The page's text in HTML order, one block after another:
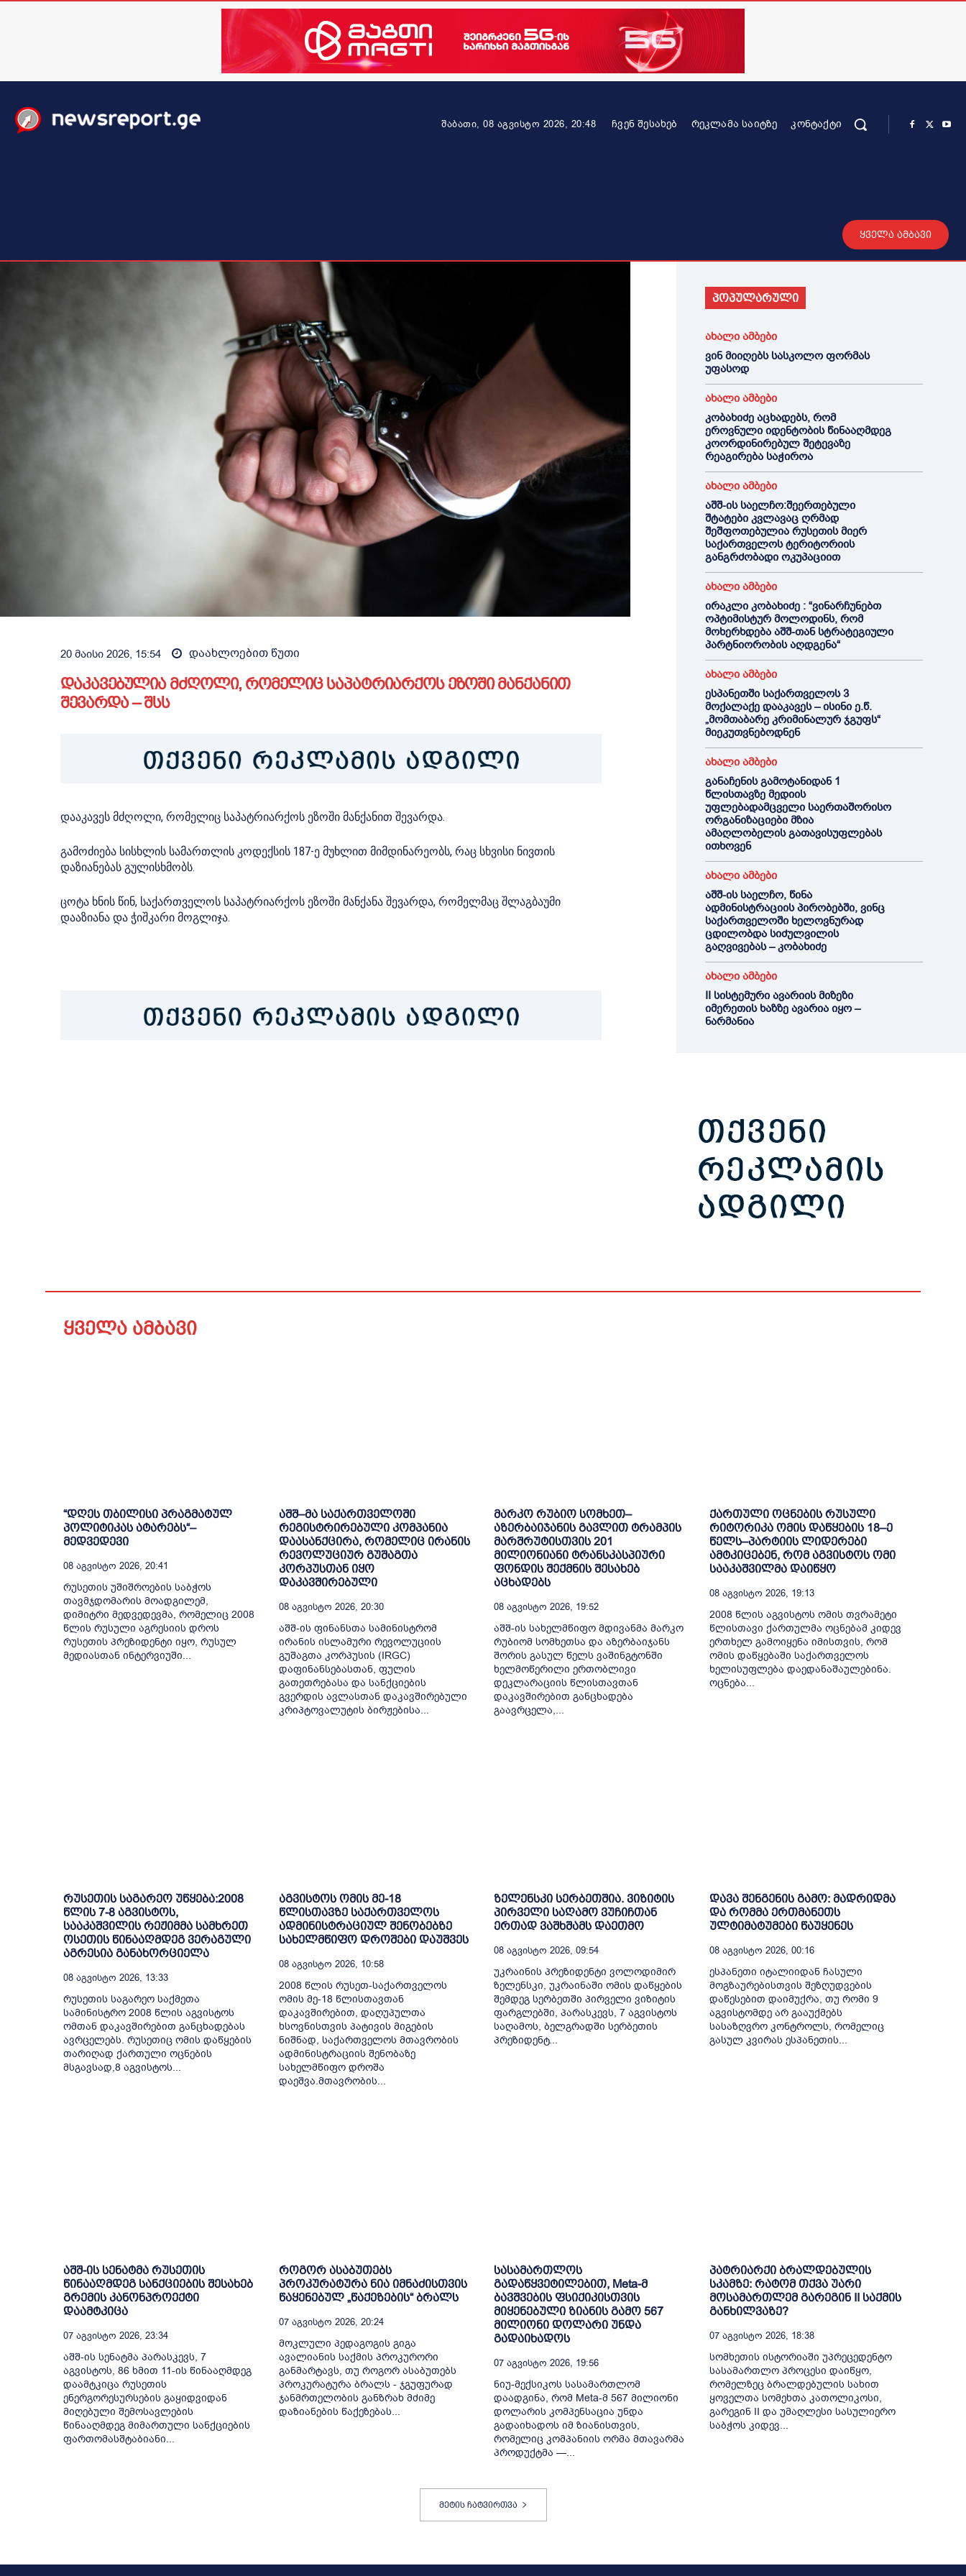
შაბათი, 08 აგვისტო 2026, 20:48 ᲩᲕᲔᲜ ᲨᲔᲡᲐᲮᲔᲑ ᲠᲔᲙᲚᲐᲛᲐ ᲡᲐᲘᲢᲖᲔ ᲙᲝᲜᲢᲐᲥᲢᲘ
ყველა ამბავი
20 მაისი 2026, 15:54 დაახლოებით წუთი
დაკავებულია მძღოლი, რომელიც საპატრიარქოს ეზოში მანქანით
შევარდა – შსს
დააკავეს მძღოლი, რომელიც საპატრიარქოს ეზოში მანქანით შევარდა.
გამოძიება სისხლის სამართლის კოდექსის 187-ე მუხლით მიმდინარეობს, რაც სხვისი ნივთის
დაზიანებას გულისხმობს.
ცოტა ხნის წინ, საქართველოს საპატრიარქოს ეზოში მანქანა შევარდა, რომელმაც შლაგბაუმი
დააზიანა და ჭიშკარი მოგლიჯა.
პოპულარული
ახალი ამბები
ვინ მიიღებს სასკოლო ფორმას
უფასოდ
ახალი ამბები
კობახიძე აცხადებს, რომ
ეროვნული იდენტობის წინააღმდეგ
კოორდინირებულ შეტევაზე
რეაგირება საჭიროა
ახალი ამბები
აშშ-ის საელჩო:შეერთებული
შტატები კვლავაც ღრმად
შეშფოთებულია რუსეთის მიერ
საქართველოს ტერიტორიის
განგრძობადი ოკუპაციით
ახალი ამბები
ირაკლი კობახიძე : “ვინარჩუნებთ
ოპტიმისტურ მოლოდინს, რომ
მოხერხდება აშშ-თან სტრატეგიული
პარტნიორობის აღდგენა“
ახალი ამბები
ესპანეთში საქართველოს 3
მოქალაქე დააკავეს – ისინი ე.წ.
„მომთაბარე კრიმინალურ ჯგუფს“
მიეკუთვნებოდნენ
ახალი ამბები
განაჩენის გამოტანიდან 1
წლისთავზე მედიის
უფლებადამცველი საერთაშორისო
ორგანიზაციები მზია
ამაღლობელის გათავისუფლებას
ითხოვენ
ახალი ამბები
აშშ-ის საელჩო, წინა
ადმინისტრაციის პირობებში, ვინც
საქართველოში ხელოვნურად
ცდილობდა სიძულვილის
გაღვივებას – კობახიძე
ახალი ამბები
II სისტემური ავარიის მიზეზი
იმერეთის ხაზზე ავარია იყო –
ნარმანია
ყველა ამბავი
“დღეს თბილისი პრაგმატულ
პოლიტიკას ატარებს“–
მედვედევი
08 Აგვისტო 2026, 20:41
რუსეთის უშიშროების საბჭოს
თავმჯდომარის მოადგილემ,
დიმიტრი მედვედევმა, რომელიც 2008
წლის რუსული აგრესიის დროს
რუსეთის პრეზიდენტი იყო, რუსულ
მედიასთან ინტერვიუში...
აშშ–მა საქართველოში
რეგისტრირებული კომპანია
დაასანქცირა, რომელიც ირანის
რევოლუციურ გუშაგთა
კორპუსთან იყო
დაკავშირებული
08 Აგვისტო 2026, 20:30
აშშ-ის ფინანსთა სამინისტრომ
ირანის ისლამური რევოლუციის
გუშაგთა კორპუსის (IRGC)
დაფინანსებასთან, ფულის
გათეთრებასა და სანქციების
გვერდის ავლასთან დაკავშირებული
კრიპტოვალუტის ბირჟებისა...
მარკო რუბიო სომხეთ–
აზერბაიჯანის გავლით ტრამპის
მარშრუტისთვის 201
მილიონიანი ტრანსკასპიური
ფონდის შექმნის შესახებ
აცხადებს
08 Აგვისტო 2026, 19:52
აშშ-ის სახელმწიფო მდივანმა მარკო
რუბიომ სომხეთსა და აზერბაიჯანს
შორის გასულ წელს ვაშინგტონში
ხელმოწერილი ერთობლივი
დეკლარაციის წლისთავთან
დაკავშირებით განცხადება
გაავრცელა,...
ქართული ოცნების რუსული
რიტორიკა ომის დაწყების 18–ე
წელს–პარტიის ლიდერები
ამტკიცებენ, რომ აგვისტოს ომი
სააკაშვილმა დაიწყო
08 Აგვისტო 2026, 19:13
2008 წლის აგვისტოს ომის თვრამეტი
წლისთავი ქართულმა ოცნებამ კიდევ
ერთხელ გამოიყენა იმისთვის, რომ
ომის დაწყებაში საქართველოს
ხელისუფლება დაედანაშაულებინა.
ოცნება...
რუსეთის საგარეო უწყება:2008
წლის 7-8 აგვისტოს,
სააკაშვილის რეჟიმმა სამხრეთ
ოსეთის წინააღმდეგ ვერაგული
აგრესია განახორციელა
08 Აგვისტო 2026, 13:33
რუსეთის საგარეო საქმეთა
სამინისტრო 2008 წლის აგვისტოს
ომთან დაკავშირებით განცხადებას
ავრცელებს. რუსეთიც ომის დაწყების
თარიღად ქართული ოცნების
მსგავსად,8 აგვისტოს...
აგვისტოს ომის მე-18
წლისთავზე საქართველოს
ადმინისტრაციულ შენობებზე
სახელმწიფო დროშები დაუშვეს
08 Აგვისტო 2026, 10:58
2008 წლის რუსეთ-საქართველოს
ომის მე-18 წლისთავთან
დაკავშირებით, დაღუპულთა
ხსოვნისთვის პატივის მიგების
ნიშნად, საქართველოს მთავრობის
ადმინისტრაციის შენობაზე
სახელმწიფო დროშა
დაეშვა.მთავრობის...
ზელენსკი სერბეთშია. ვიზიტის
პირველი საღამო ვუჩიჩთან
ერთად ვაშხშამს დაეთმო
08 Აგვისტო 2026, 09:54
უკრაინის პრეზიდენტი ვოლოდიმირ
ზელენსკი, უკრაინაში ომის დაწყების
შემდეგ სერბეთში პირველი ვიზიტის
ფარგლებში, პარასკევს, 7 აგვისტოს
საღამოს, ბელგრადში სერბეთის
პრეზიდენტ...
დავა შენგენის გამო: მადრიდმა
და რომმა ერთმანეთს
ულტიმატუმები წაუყენეს
08 Აგვისტო 2026, 00:16
ესპანეთი იტალიიდან ჩასული
მოგზაურებისთვის შეზღუდვების
დაწესებით დაიმუქრა, თუ რომი 9
აგვისტომდე არ გააუქმებს
სასაზღვრო კონტროლს, რომელიც
გასულ კვირას ესპანეთის...
აშშ-ის სენატმა რუსეთის
წინააღმდეგ სანქციების შესახებ
გრემის კანონპროექტი
დაამტკიცა
07 Აგვისტო 2026, 23:34
აშშ-ის სენატმა პარასკევს, 7
აგვისტოს, 86 ხმით 11-ის წინააღმდეგ
დაამტკიცა რუსეთის
ენერგორესურსების გაყიდვიდან
მიღებული შემოსავლების
წინააღმდეგ მიმართული სანქციების
ფართომასშტაბიანი...
როგორ ასაბუთებს
პროკურატურა ნია იმნაძისთვის
წაყენებულ „წაქეზების“ ბრალს
07 Აგვისტო 2026, 20:24
მოკლული პედაგოგის გიგა
ავალიანის საქმის პროკურორი
განმარტავს, თუ როგორ ასაბუთებს
პროკურატურა ბრალს - ჯგუფურად
ჯანმრთელობის განზრახ მძიმე
დაზიანების წაქეზებას...
სასამართლოს
გადაწყვეტილებით, Meta-მ
ბავშვების ფსიქიკისთვის
მიყენებული ზიანის გამო 567
მილიონი დოლარი უნდა
გადაიხადოს
07 Აგვისტო 2026, 19:56
ნიუ-მექსიკოს სასამართლომ
დაადგინა, რომ Meta-მ 567 მილიონი
დოლარის კომპენსაცია უნდა
გადაიხადოს იმ ზიანისთვის,
რომელიც კომპანიის ორმა მთავარმა
პროდუქტმა —...
პატრიარქი ბრალდებულის
სკამზე: რატომ თქვა უარი
მოსამართლემ გარეგინ II საქმის
განხილვაზე?
07 Აგვისტო 2026, 18:38
სომხეთის ისტორიაში უპრეცედენტო
სასამართლო პროცესი დაიწყო,
რომელზეც ბრალდებულის სახით
ყოველთა სომეხთა კათოლიკოსი,
გარეგინ II და უმაღლესი სასულიერო
საბჭოს კიდევ...
მეტის ჩატვირთვა